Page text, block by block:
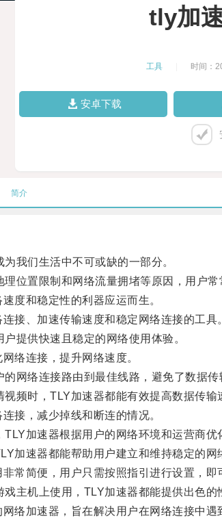
tly加
工具 时间：
安卓下载
简介
们生活中不可或缺的一部分。
置限制和网络流量拥堵等原因，用户常
和稳定性的利器应运而生。
、加速传输速度和稳定网络连接的工具
供快速且稳定的网络使用体验。
连接，提升网络速度。
络连接路由到最佳线路，避免了数据传
时，TLY加速器都能有效提高数据传输
，减少掉线和断连的情况。
加速器根据用户的网络环境和运营商优
速器都能帮助用户建立和维持稳定的网
简便，用户只需按照指引进行设置，即
机上使用，TLY加速器都能提供出色的
加速器，旨在解决用户在网络连接中遇